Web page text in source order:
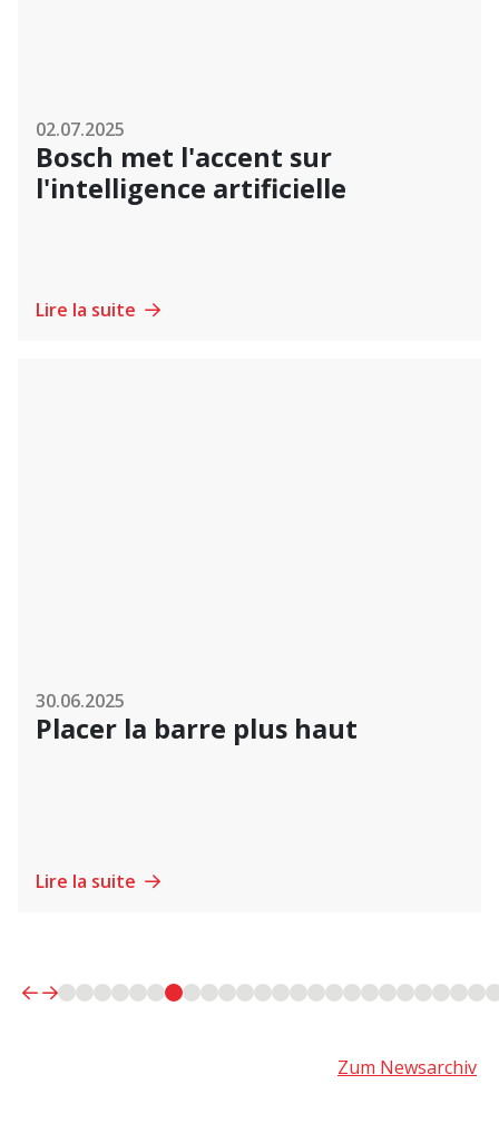
02.07.2025
Bosch met l'accent sur
l'intelligence artificielle
Lire la suite
30.06.2025
Placer la barre plus haut
Lire la suite
Zum Newsarchiv